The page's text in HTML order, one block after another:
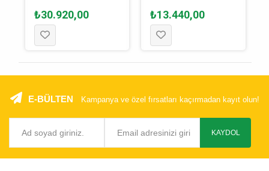
- Beyaz
₺30.920,00
Akvaryum 19 L -
Beyaz
₺13.440,00
E-BÜLTEN Kampanya ve özel fırsatları kaçırmadan kayıt olun!
KAYDOL